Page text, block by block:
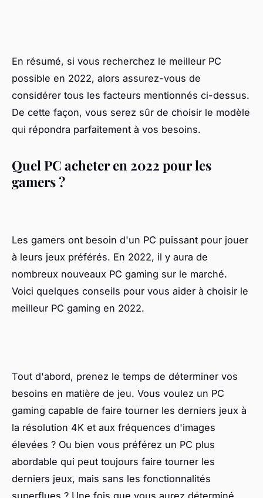
En résumé, si vous recherchez le meilleur PC
possible en 2022, alors assurez-vous de
considérer tous les facteurs mentionnés ci-dessus.
De cette façon, vous serez sûr de choisir le modèle
qui répondra parfaitement à vos besoins.
Quel PC acheter en 2022 pour les
gamers ?
Les gamers ont besoin d'un PC puissant pour jouer
à leurs jeux préférés. En 2022, il y aura de
nombreux nouveaux PC gaming sur le marché.
Voici quelques conseils pour vous aider à choisir le
meilleur PC gaming en 2022.
Tout d'abord, prenez le temps de déterminer vos
besoins en matière de jeu. Vous voulez un PC
gaming capable de faire tourner les derniers jeux à
la résolution 4K et aux fréquences d'images
élevées ? Ou bien vous préférez un PC plus
abordable qui peut toujours faire tourner les
derniers jeux, mais sans les fonctionnalités